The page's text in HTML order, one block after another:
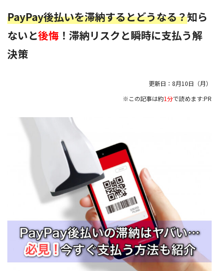
PayPay後払いを滞納するとどうなる？知ら
ないと後悔 ！滞納リスクと瞬時に支払う解
決策
更新日： 8月10日（月）
※この記事は約1分で読めます:PR